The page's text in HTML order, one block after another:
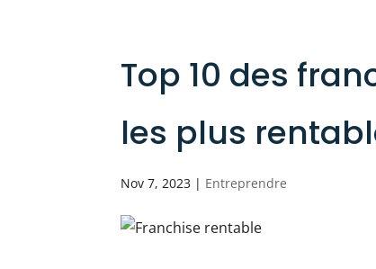
Top 10 des
les plus
Nov 7, 2023 | Entreprendre